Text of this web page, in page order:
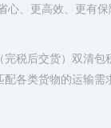
、更高效、更有保
税后交货）双清
各类货物的运输需